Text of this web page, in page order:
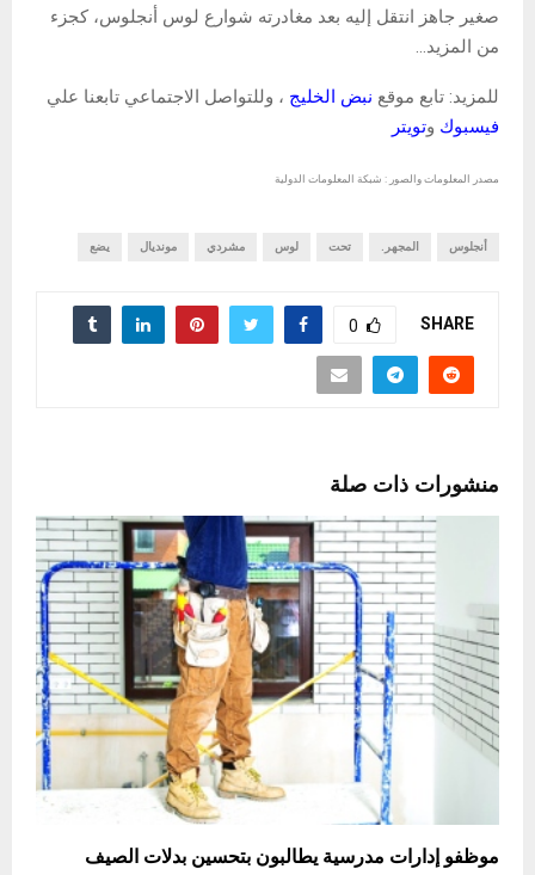
صغير جاهز انتقل إليه بعد مغادرته شوارع لوس أنجلوس، كجزء
من المزيد…
للمزيد: تابع موقع نبض الخليج ، وللتواصل الاجتماعي تابعنا علي
فيسبوك وتويتر
مصدر المعلومات والصور : شبكة المعلومات الدولية
أنجلوس المجهر. تحت لوس مشردي مونديال يضع
SHARE
0
منشورات ذات صلة
موظفو إدارات مدرسية يطالبون بتحسين بدلات الصيف